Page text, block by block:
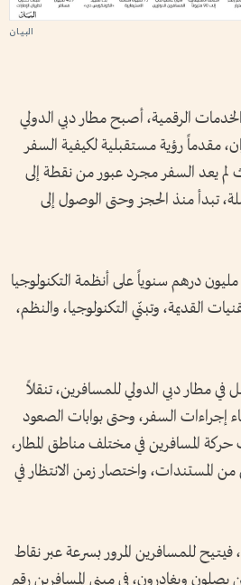
الرقمية، أصبح مطار دبي الدولي
مقدماً رؤية مستقبلية لكيفية السفر
يعد السفر مجرد عبور من نقطة إلى
تبدأ منذ الحجز وحتى الوصول إلى
وتنفق مطارات دبي نحو 200 مليون درهم سنوياً على أنظمة التكنولوجيا
القديمة، وتبنّي التكنولوجيا، والنظم،
في مطار دبي الدولي للمسافرين، تنقلاً
إجراءات السفر، وحتى بوابات الصعود
حركة المسافرين في مختلف مناطق المطار،
المستندات، واختصار زمن الانتظار في
فيتيح للمسافرين المرور بسرعة عبر نقاط
ويغادرون، في مبنى المسافرين رقم